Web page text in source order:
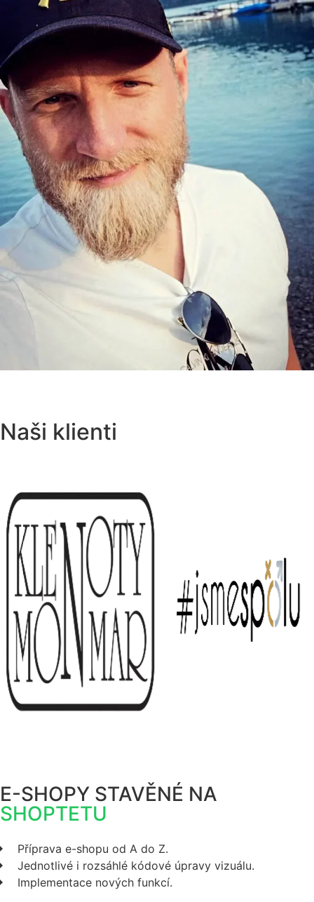
Naši klienti
E-SHOPY STAVĚNÉ NA
SHOPTETU
Příprava e-shopu od A do Z.
Jednotlivé i rozsáhlé kódové úpravy vizuálu.
Implementace nových funkcí.